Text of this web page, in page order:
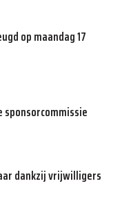
op maandag 17
dankzij vrijwilligers